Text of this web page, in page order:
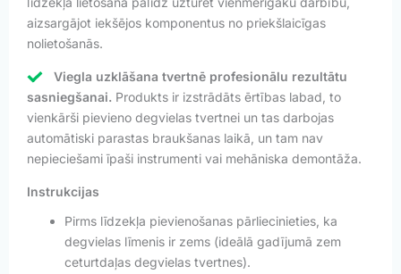
aizsargājot iekšējos komponentus no priekšlaicīgas
nolietošanās.
Viegla uzklāšana tvertnē profesionālu rezultātu
sasniegšanai. Produkts ir izstrādāts ērtības labad, to
vienkārši pievieno degvielas tvertnei un tas darbojas
automātiski parastas braukšanas laikā, un tam nav
nepieciešami īpaši instrumenti vai mehāniska demontāža.
Instrukcijas
Pirms līdzekļa pievienošanas pārliecinieties, ka
degvielas līmenis ir zems (ideālā gadījumā zem
ceturtdaļas degvielas tvertnes).